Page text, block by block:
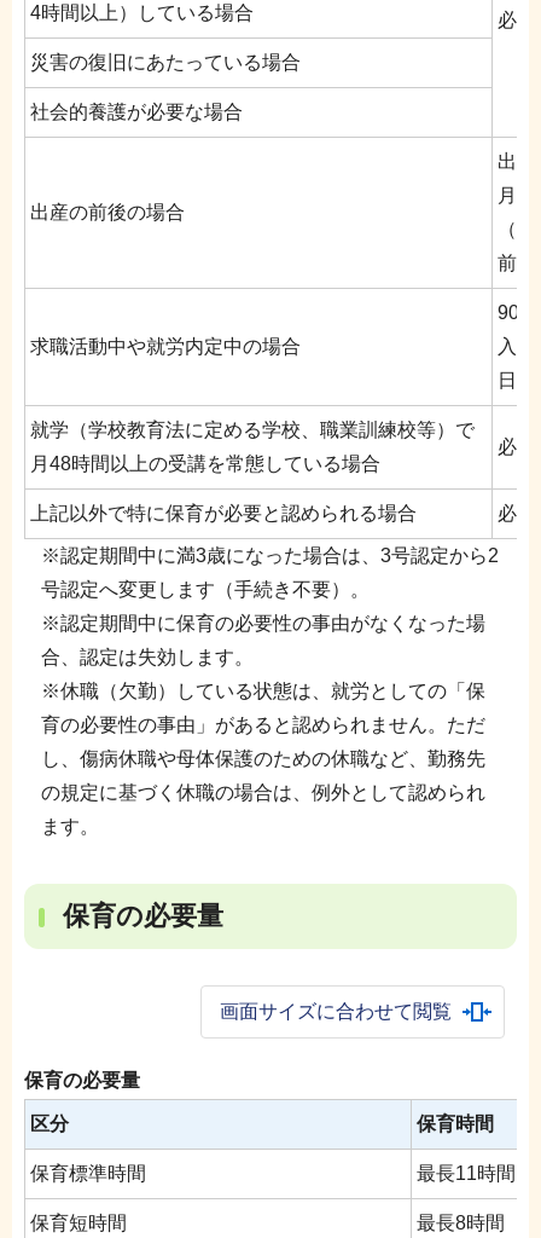
必要
4時間以上）している場合
災害の復旧にあたっている場合
社会的養護が必要な場合
出産の前後の場合
出
月
（
前か
求職活動中や就労内定中の場合
90日
入
日
就学（学校教育法に定める学校、職業訓練校等）で
月48時間以上の受講を常態している場合
必要
上記以外で特に保育が必要と認められる場合 必要
※認定期間中に満3歳になった場合は、3号認定から2
号認定へ変更します（手続き不要）。
※認定期間中に保育の必要性の事由がなくなった場
合、認定は失効します。
※休職（欠勤）している状態は、就労としての「保
育の必要性の事由」があると認められません。ただ
し、傷病休職や母体保護のための休職など、勤務先
の規定に基づく休職の場合は、例外として認められ
ます。
保育の必要量
画面サイズに合わせて閲覧
保育の必要量
区分 保育時間
保育標準時間 最長11時間
保育短時間 最長8時間